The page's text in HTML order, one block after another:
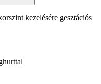
kezelésére gesztációs